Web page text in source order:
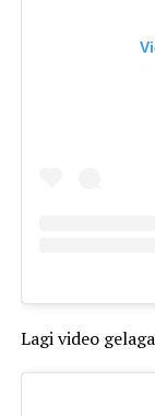
Lagi video